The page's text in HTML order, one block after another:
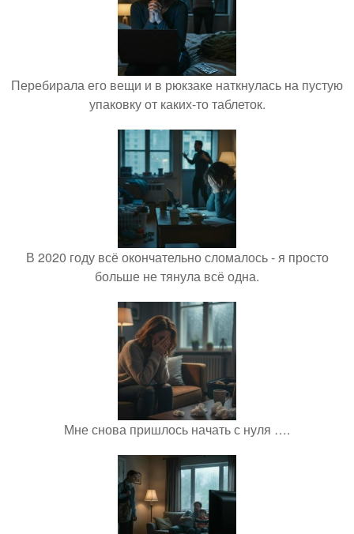
Перебирала его вещи и в рюкзаке наткнулась на пустую
упаковку от каких-то таблеток.
В 2020 году всё окончательно сломалось - я просто
больше не тянула всё одна.
Мне снова пришлось начать с нуля ….